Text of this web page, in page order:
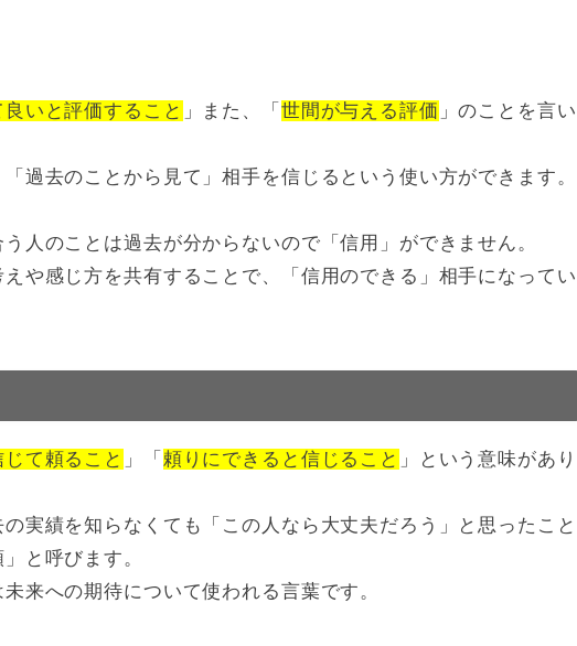
いと評価すること 」また、「 世間が与える評価 」のことを言い
過去のことから見て」相手を信じるという使い方ができます。
人のことは過去が分からないので「信用」ができません。
や感じ方を共有することで、「信用のできる」相手になってい
じて頼ること 」「 頼りにできると信じること 」という意味があり
実績を知らなくても「この人なら大丈夫だろう」と思ったこと
と呼びます。
来への期待について使われる言葉です。